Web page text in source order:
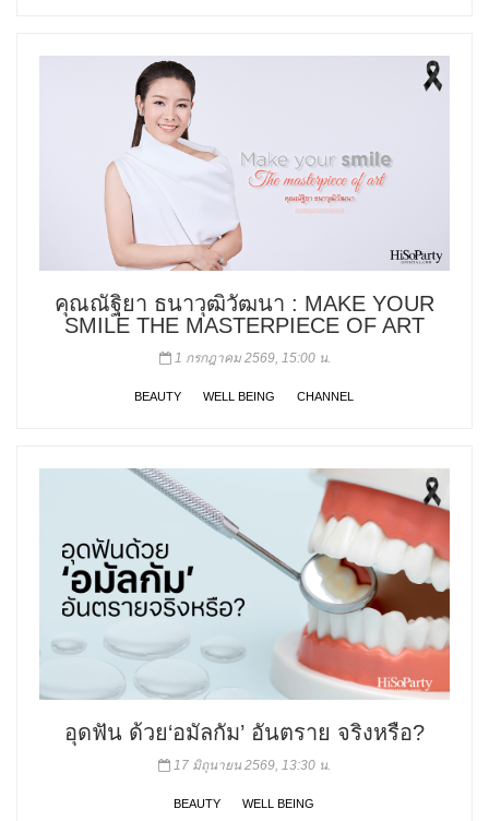
คุณณัฐิยา ธนาวุฒิวัฒนา : MAKE YOUR
SMILE THE MASTERPIECE OF ART
1 กรกฎาคม 2569, 15:00 น.
BEAUTY WELL BEING CHANNEL
อุดฟัน ด้วย‘อมัลกัม’ อันตราย จริงหรือ?
17 มิถุนายน 2569, 13:30 น.
BEAUTY WELL BEING